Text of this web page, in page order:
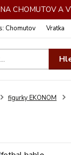
CHOMUTOV A
Chomutov Vratka
figurky EKONOM